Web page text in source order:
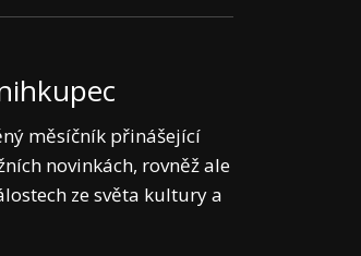
měsíčník přinášející
novinkách, rovněž ale
ze světa kultury a